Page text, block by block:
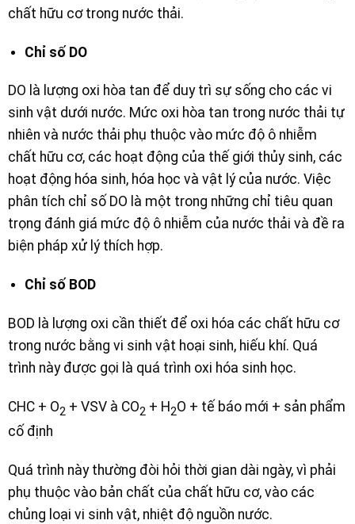
chất hữu cơ trong nước thải.
Chỉ số DO
DO là lượng oxi hòa tan để duy trì sự sống cho các vi
sinh vật dưới nước. Mức oxi hòa tan trong nước thải tự
nhiên và nước thải phụ thuộc vào mức độ ô nhiễm
chất hữu cơ, các hoạt động của thế giới thủy sinh, các
hoạt động hóa sinh, hóa học và vật lý của nước. Việc
phân tích chỉ số DO là một trong những chỉ tiêu quan
trọng đánh giá mức độ ô nhiễm của nước thải và đề ra
biện pháp xử lý thích hợp.
Chỉ số BOD
BOD là lượng oxi cần thiết để oxi hóa các chất hữu cơ
trong nước bằng vi sinh vật hoại sinh, hiếu khí. Quá
trình này được gọi là quá trình oxi hóa sinh học.
CHC + O2 + VSV à CO2 + H2O + tế báo mới + sản phẩm
cố định
Quá trình này thường đòi hỏi thời gian dài ngày, vì phải
phụ thuộc vào bản chất của chất hữu cơ, vào các
chủng loại vi sinh vật, nhiệt độ nguồn nước.